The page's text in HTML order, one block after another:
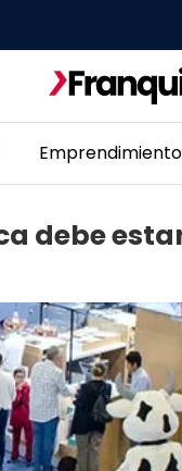
Emprendimiento
debe